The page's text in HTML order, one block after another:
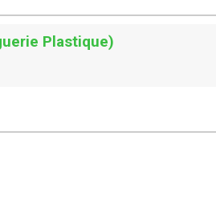
Plastique)